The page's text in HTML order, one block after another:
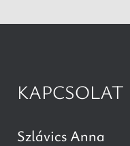
KAPCSOLAT
Szlávics Anna